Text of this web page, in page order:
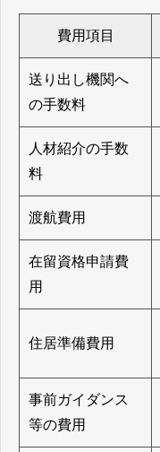
費用項目
送り出し機関へ
の手数料
人材紹介の手数
料
渡航費用
在留資格申請費
用
住居準備費用
事前ガイダンス
等の費用